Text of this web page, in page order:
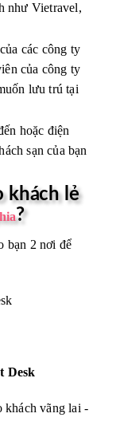
như Vietravel,
các công ty
của công ty
lưu trú tại
hoặc điện
sạn của bạn
khách lẻ
?
bạn 2 nơi để
Desk
khách vãng lai -